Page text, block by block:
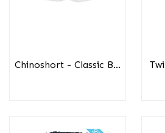
Chinoshort - Classic B...